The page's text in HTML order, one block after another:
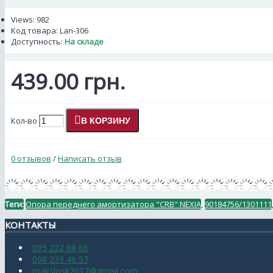
Views: 982
Код товара: Lan-306
Доступность: На складе
439.00 грн.
Кол-во В КОРЗИНУ
0 отзывов /Написать отзыв
Теги:Опора переднего амортизатора "CRB" NEXIA, 90184756/1301111,
КОНТАКТЫ
095 222 88 66
098 239 46 57